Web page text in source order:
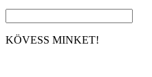
KÖVESS MINKET!